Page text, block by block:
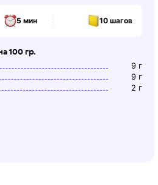
5 мин 10 шагов
100 гр.
9 г
9 г
2 г